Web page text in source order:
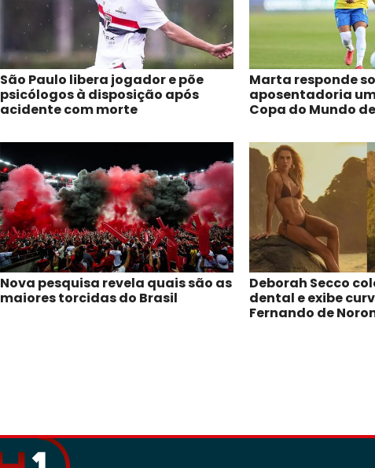
São Paulo libera jogador e põe
psicólogos à disposição após
acidente com morte
Marta responde
aposentadoria
Copa do Mundo
Nova pesquisa revela quais são as
maiores torcidas do Brasil
Deborah Secco
dental e exibe
Fernando de